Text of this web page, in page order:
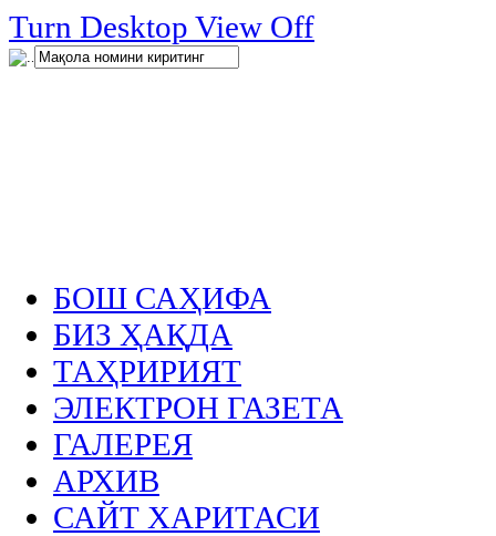
Turn Desktop View Off
.
БОШ САҲИФА
БИЗ ҲАҚДА
ТАҲРИРИЯТ
ЭЛЕКТРОН ГАЗЕТА
ГАЛЕРЕЯ
АРХИВ
САЙТ ХАРИТАСИ